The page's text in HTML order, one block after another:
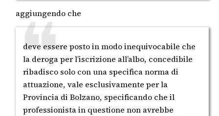
aggiungendo che
deve essere posto in modo inequivocabile che
la deroga per l’iscrizione all’albo, concedibile
ribadisco solo con una specifica norma di
attuazione, vale esclusivamente per la
Provincia di Bolzano, specificando che il
professionista in questione non avrebbe